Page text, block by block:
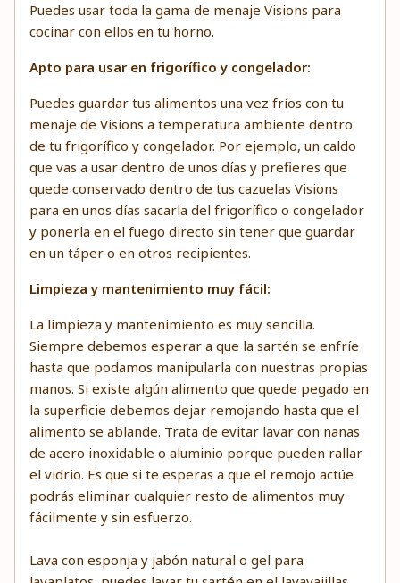
Puedes usar toda la gama de menaje Visions para
cocinar con ellos en tu horno.
Apto para usar en frigorífico y congelador:
Puedes guardar tus alimentos una vez fríos con tu
menaje de Visions a temperatura ambiente dentro
de tu frigorífico y congelador. Por ejemplo, un caldo
que vas a usar dentro de unos días y prefieres que
quede conservado dentro de tus cazuelas Visions
para en unos días sacarla del frigorífico o congelador
y ponerla en el fuego directo sin tener que guardar
en un táper o en otros recipientes.
Limpieza y mantenimiento muy fácil:
La limpieza y mantenimiento es muy sencilla.
Siempre debemos esperar a que la sartén se enfríe
hasta que podamos manipularla con nuestras propias
manos. Si existe algún alimento que quede pegado en
la superficie debemos dejar remojando hasta que el
alimento se ablande. Trata de evitar lavar con nanas
de acero inoxidable o aluminio porque pueden rallar
el vidrio. Es que si te esperas a que el remojo actúe
podrás eliminar cualquier resto de alimentos muy
fácilmente y sin esfuerzo.
Lava con esponja y jabón natural o gel para